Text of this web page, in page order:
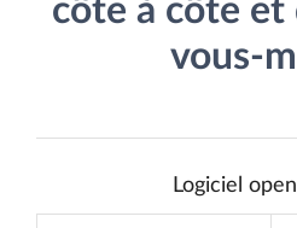
côte à côte et
vous-
Logiciel